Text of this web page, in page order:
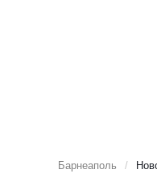
Барнеаполь /